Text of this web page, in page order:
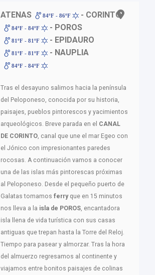
ATENAS 84ºF - 86ºF - CORINTO
84ºF - 84ºF - POROS
81ºF - 81ºF - EPIDAURO
81ºF - 81ºF - NAUPLIA
84ºF - 84ºF
Tras el desayuno salimos hacia la península
del Peloponeso, conocida por su historia,
paisajes, pueblos pintorescos y yacimientos
arqueológicos. Breve parada en el CANAL
DE CORINTO, canal que une el mar Egeo con
el Jónico con impresionantes paredes
rocosas. A continuación vamos a conocer
una de las islas más pintorescas próximas
al Peloponeso. Desde el pequeño puerto de
Galatas tomamos ferryque en 15 minutos
nos lleva a la isla de POROS, encantadora
isla llena de vida turística con sus casas
antiguas que trepan hasta la Torre del Reloj.
Tiempo para pasear y almorzar. Tras la hora
del almuerzo regresamos al continente y
viajamos entre bonitos paisajes de colinas